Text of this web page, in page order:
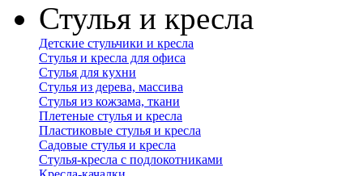
Стулья и кресла
Детские стульчики и кресла
Стулья и кресла для офиса
Стулья для кухни
Стулья из дерева, массива
Стулья из кожзама, ткани
Плетеные стулья и кресла
Пластиковые стулья и кресла
Садовые стулья и кресла
Стулья-кресла с подлокотниками